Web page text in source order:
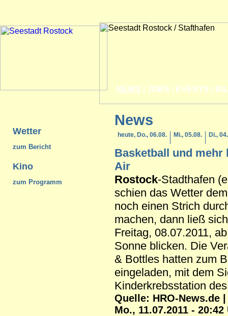
NEWS JOBS EVENTS
Wetter
zum Bericht
Kino
zum Programm
News
heute, Do., 06.08. Mi., 05.08. Di.,
Basketball und mehr
Air
Rostock-Stadthafen
schien das Wetter
noch einen Strich
machen, dann ließ
Freitag, 08.07.2011,
Sonne blicken. Die
& Bottles hatten zum
eingeladen, mit dem
Kinderkrebsstation
Quelle: HRO-News.de
Mo., 11.07.2011 - 20:42